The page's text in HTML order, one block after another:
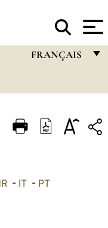
FRANÇAIS
ITALIANO
- IT- PT